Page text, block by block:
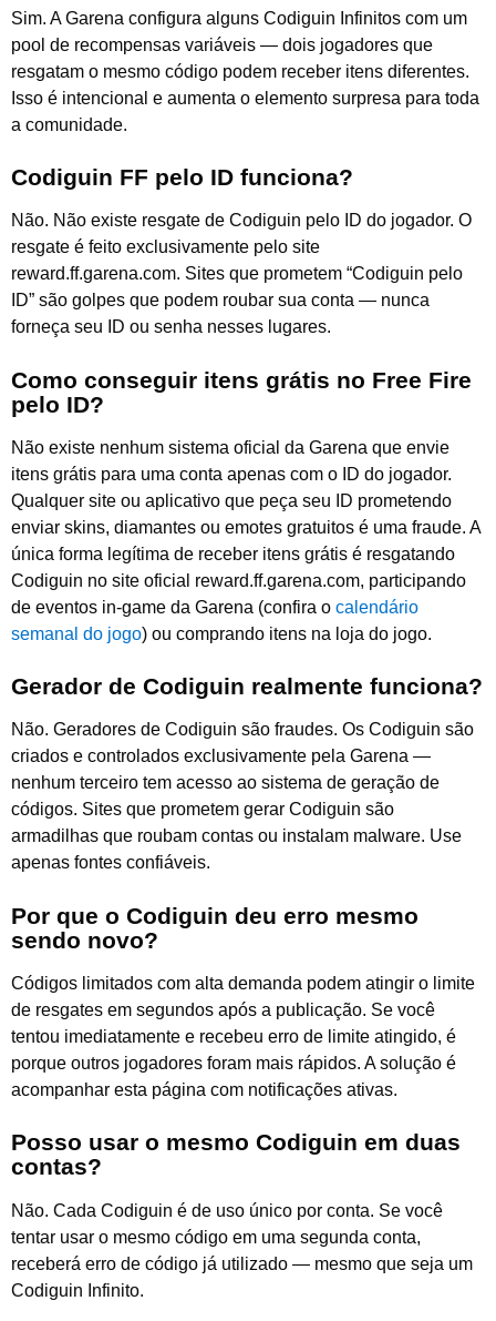
Sim. A Garena configura alguns Codiguin Infinitos com um
pool de recompensas variáveis — dois jogadores que
resgatam o mesmo código podem receber itens diferentes.
Isso é intencional e aumenta o elemento surpresa para toda
a comunidade.
Codiguin FF pelo ID funciona?
Não. Não existe resgate de Codiguin pelo ID do jogador. O
resgate é feito exclusivamente pelo site
reward.ff.garena.com. Sites que prometem “Codiguin pelo
ID” são golpes que podem roubar sua conta — nunca
forneça seu ID ou senha nesses lugares.
Como conseguir itens grátis no Free Fire
pelo ID?
Não existe nenhum sistema oficial da Garena que envie
itens grátis para uma conta apenas com o ID do jogador.
Qualquer site ou aplicativo que peça seu ID prometendo
enviar skins, diamantes ou emotes gratuitos é uma fraude. A
única forma legítima de receber itens grátis é resgatando
Codiguin no site oficial reward.ff.garena.com, participando
de eventos in-game da Garena (confira o calendário
semanal do jogo) ou comprando itens na loja do jogo.
Gerador de Codiguin realmente funciona?
Não. Geradores de Codiguin são fraudes. Os Codiguin são
criados e controlados exclusivamente pela Garena —
nenhum terceiro tem acesso ao sistema de geração de
códigos. Sites que prometem gerar Codiguin são
armadilhas que roubam contas ou instalam malware. Use
apenas fontes confiáveis.
Por que o Codiguin deu erro mesmo
sendo novo?
Códigos limitados com alta demanda podem atingir o limite
de resgates em segundos após a publicação. Se você
tentou imediatamente e recebeu erro de limite atingido, é
porque outros jogadores foram mais rápidos. A solução é
acompanhar esta página com notificações ativas.
Posso usar o mesmo Codiguin em duas
contas?
Não. Cada Codiguin é de uso único por conta. Se você
tentar usar o mesmo código em uma segunda conta,
receberá erro de código já utilizado — mesmo que seja um
Codiguin Infinito.